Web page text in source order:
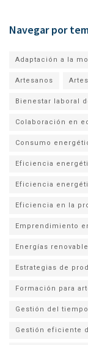
Navegar por
Adaptación a la
Artesanos
Bienestar laboral
Colaboración en
Consumo
Eficiencia
Eficiencia
Eficiencia en la
Emprendimiento
Energías
Estrategias de
Formación para
Gestión del
Gestión eficiente